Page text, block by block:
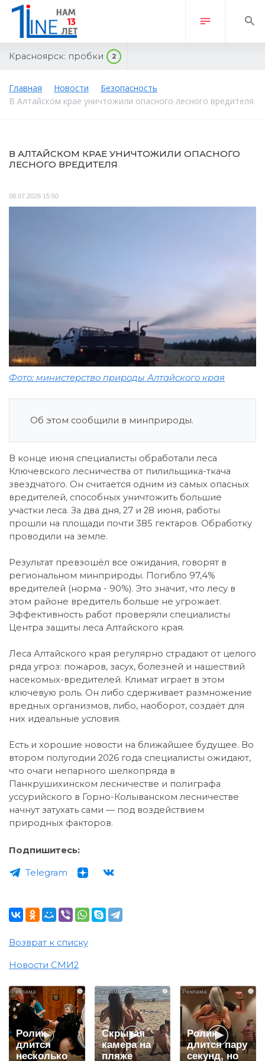
Красноярск: пробки 2
Главная Новости
Безопасность
В Алтайском крае уничтожили опасного лесного вредителя
В АЛТАЙСКОМ КРАЕ УНИЧТОЖИЛИ ОПАСНОГО
ЛЕСНОГО ВРЕДИТЕЛЯ
08.07.2026 15:50
Фото: министерство природы Алтайского края
Об этом сообщили в минприроды.
В конце июня специалисты обработали леса
Ключевского лесничества от пилильщика-ткача
звездчатого. Он считается одним из самых опасных
вредителей, способных уничтожить большие
участки леса. За два дня, 27 и 28 июня, работы
прошли на площади почти 385 гектаров. Обработку
проводили на земле.
Результат превзошёл все ожидания, говорят в
региональном минприроды. Погибло 97,4%
вредителей (норма - 90%). Это значит, что лесу в
этом районе вредитель больше не угрожает.
Эффективность работ проверяли специалисты
Центра защиты леса Алтайского края.
Леса Алтайского края регулярно страдают от целого
ряда угроз: пожаров, засух, болезней и нашествий
насекомых-вредителей. Климат играет в этом
ключевую роль. Он либо сдерживает размножение
вредных организмов, либо, наоборот, создаёт для
них идеальные условия.
Есть и хорошие новости на ближайшее будущее. Во
втором полугодии 2026 года специалисты ожидают,
что очаги непарного шелкопряда в
Панкрушихинском лесничестве и полиграфа
уссурийского в Горно-Колыванском лесничестве
начнут затухать сами — под воздействием
природных факторов.
Подпишитесь:
Telegram
Возврат к списку
Новости СМИ2
i
Ролик
длится
несколько
i
Скрытая
камера на
пляже
i
Ролик
длится пару
секунд, но